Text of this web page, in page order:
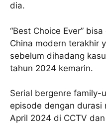
dia.
“Best Choice Ever”
China modern terakhir
sebelum dihadang
tahun 2024 kemarin.
Serial bergenre family-
episode dengan durasi
April 2024 di CCTV